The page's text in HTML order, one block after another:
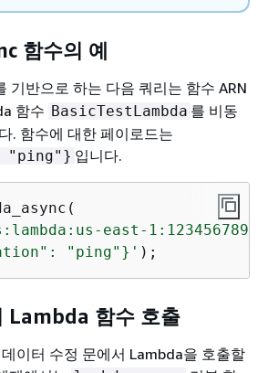
함수의 예
기반으로 하는 다음 쿼리는 함수 ARN
함수 BasicTestLambda 를 비동
. 함수에 대한 페이로드는
"ping"} 입니다.
east-
"ping"}'
Lambda 함수 호출
이터 수정 문에서 Lambda을 호출할